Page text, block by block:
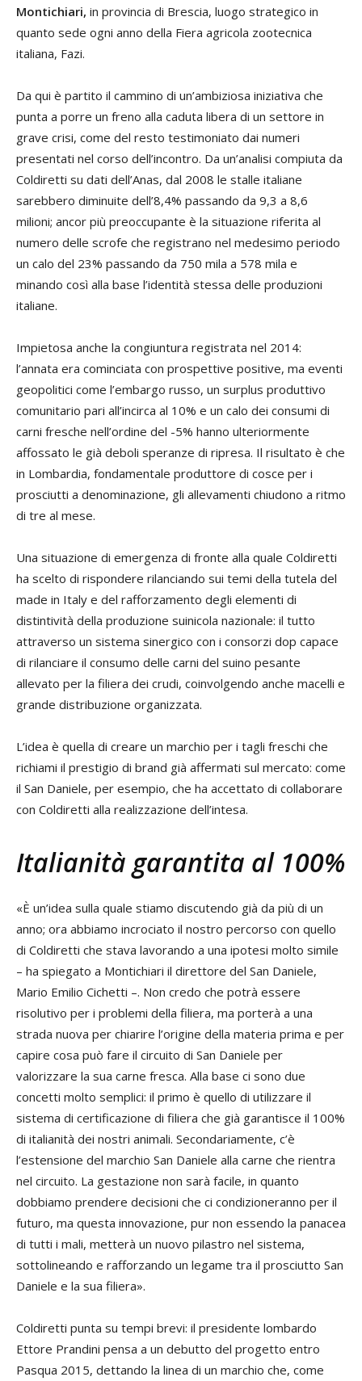
Montichiari, in provincia di Brescia, luogo strategico in
quanto sede ogni anno della Fiera agricola zootecnica
italiana, Fazi.
Da qui è partito il cammino di un’ambiziosa iniziativa che
punta a porre un freno alla caduta libera di un settore in
grave crisi, come del resto testimoniato dai numeri
presentati nel corso dell’incontro. Da un’analisi compiuta da
Coldiretti su dati dell’Anas, dal 2008 le stalle italiane
sarebbero diminuite dell’8,4% passando da 9,3 a 8,6
milioni; ancor più preoccupante è la situazione riferita al
numero delle scrofe che registrano nel medesimo periodo
un calo del 23% passando da 750 mila a 578 mila e
minando così alla base l’identità stessa delle produzioni
italiane.
Impietosa anche la congiuntura registrata nel 2014:
l’annata era cominciata con prospettive positive, ma eventi
geopolitici come l’embargo russo, un surplus produttivo
comunitario pari all’incirca al 10% e un calo dei consumi di
carni fresche nell’ordine del -5% hanno ulteriormente
affossato le già deboli speranze di ripresa. Il risultato è che
in Lombardia, fondamentale produttore di cosce per i
prosciutti a denominazione, gli allevamenti chiudono a ritmo
di tre al mese.
Una situazione di emergenza di fronte alla quale Coldiretti
ha scelto di rispondere rilanciando sui temi della tutela del
made in Italy e del rafforzamento degli elementi di
distintività della produzione suinicola nazionale: il tutto
attraverso un sistema sinergico con i consorzi dop capace
di rilanciare il consumo delle carni del suino pesante
allevato per la filiera dei crudi, coinvolgendo anche macelli e
grande distribuzione organizzata.
L’idea è quella di creare un marchio per i tagli freschi che
richiami il prestigio di brand già affermati sul mercato: come
il San Daniele, per esempio, che ha accettato di collaborare
con Coldiretti alla realizzazione dell’intesa.
Italianità garantita al 100%
«È un’idea sulla quale stiamo discutendo già da più di un
anno; ora abbiamo incrociato il nostro percorso con quello
di Coldiretti che stava lavorando a una ipotesi molto simile
– ha spiegato a Montichiari il direttore del San Daniele,
Mario Emilio Cichetti –. Non credo che potrà essere
risolutivo per i problemi della filiera, ma porterà a una
strada nuova per chiarire l’origine della materia prima e per
capire cosa può fare il circuito di San Daniele per
valorizzare la sua carne fresca. Alla base ci sono due
concetti molto semplici: il primo è quello di utilizzare il
sistema di certificazione di filiera che già garantisce il 100%
di italianità dei nostri animali. Secondariamente, c’è
l’estensione del marchio San Daniele alla carne che rientra
nel circuito. La gestazione non sarà facile, in quanto
dobbiamo prendere decisioni che ci condizioneranno per il
futuro, ma questa innovazione, pur non essendo la panacea
di tutti i mali, metterà un nuovo pilastro nel sistema,
sottolineando e rafforzando un legame tra il prosciutto San
Daniele e la sua filiera».
Coldiretti punta su tempi brevi: il presidente lombardo
Ettore Prandini pensa a un debutto del progetto entro
Pasqua 2015, dettando la linea di un marchio che, come